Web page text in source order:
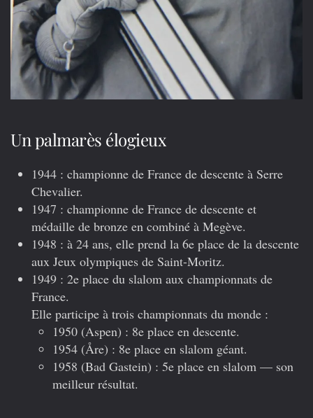
Un palmarès élogieux
1944 : championne de France de descente à Serre
Chevalier.
1947 : championne de France de descente et
médaille de bronze en combiné à Megève.
1948 : à 24 ans, elle prend la 6e place de la descente
aux Jeux olympiques de Saint-Moritz.
1949 : 2e place du slalom aux championnats de
France.
Elle participe à trois championnats du monde :
1950 (Aspen) : 8e place en descente.
1954 (Åre) : 8e place en slalom géant.
1958 (Bad Gastein) : 5e place en slalom — son
meilleur résultat.